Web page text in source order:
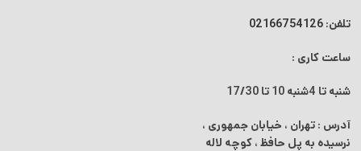
تلفن: 02166754126
ساعت کاری :
شنبه تا 4شنبه 10 تا 17/30
آدرس : تهران ، خیابان جمهوری ،
نرسیده به پل حافظ ، کوچه لاله